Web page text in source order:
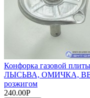
Конфорка газовой
ЛЫСЬВА, ОМИЧКА,
розжигом
240.00Р